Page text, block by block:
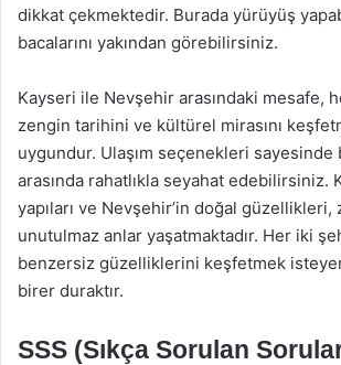
dikkat çekmektedir. Burada yürüyüş
bacalarını yakından görebilirsiniz.
Kayseri ile Nevşehir arasındaki mesafe,
zengin tarihini ve kültürel mirasını
uygundur. Ulaşım seçenekleri
arasında rahatlıkla seyahat edebilirsiniz.
yapıları ve Nevşehir’in doğal
unutulmaz anlar yaşatmaktadır. Her iki
benzersiz güzelliklerini keşfetmek
birer duraktır.
SSS (Sıkça Sorulan